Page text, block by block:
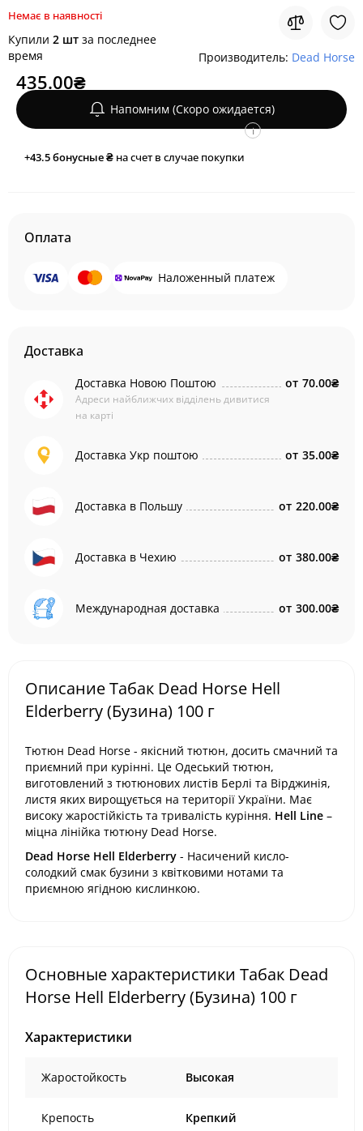
Немає в наявності
Купили 2 шт за последнее
время
Производитель: Dead Horse
435.00₴
Напомним (Скоро ожидается)
+43.5бонусные ₴ на счет в случае покупки
i
Оплата
Наложенный платеж
Доставка
Доставка Новою Поштою
Адреси найближчих відділень дивитися
на карті
от 70.00₴
Доставка Укр поштою от 35.00₴
Доставка в Польшу от 220.00₴
Доставка в Чехию от 380.00₴
Международная доставка от 300.00₴
Описание Табак Dead Horse Hell
Elderberry (Бузина) 100 г
Тютюн Dead Horse - якісний тютюн, досить смачний та
приємний при курінні. Це Одеський тютюн,
виготовлений з тютюнових листів Берлі та Вірджинія,
листя яких вирощується на території України. Має
високу жаростійкість та тривалість куріння. Hell Line –
міцна лінійка тютюну Dead Horse.
Dead Horse Hell Elderberry - Насичений кисло-
солодкий смак бузини з квітковими нотами та
приємною ягідною кислинкою.
Основные характеристики Табак Dead
Horse Hell Elderberry (Бузина) 100 г
Характеристики
Жаростойкость Высокая
Крепость Крепкий